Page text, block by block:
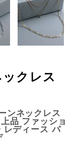
ンネックレス
品 ファッショ
レディース パ
クレス